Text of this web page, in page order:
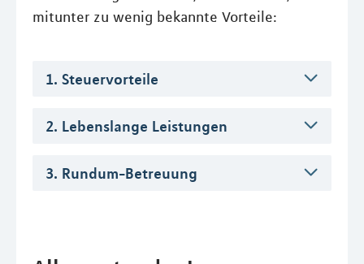
mitunter zu wenig bekannte Vorteile:
1. Steuervorteile
2. Lebenslange Leistungen
3. Rundum-Betreuung